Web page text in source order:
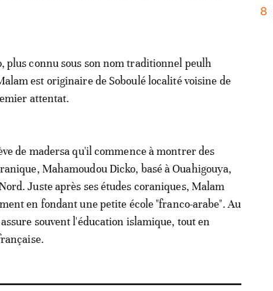
plus connu sous son nom traditionnel peulh
est originaire de Soboulé localité voisine de
attentat.
de madersa qu'il commence à montrer des
Mahamoudou Dicko, basé à Ouahigouya,
Juste après ses études coraniques, Malam
en fondant une petite école "franco-arabe". Au
souvent l'éducation islamique, tout en
8